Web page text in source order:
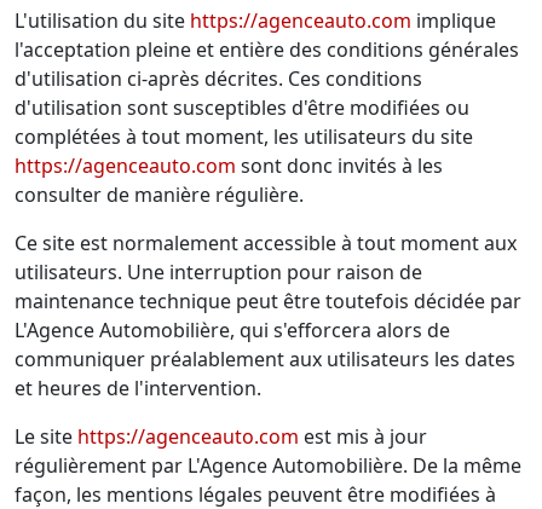
L'utilisation du site https://agenceauto.com implique
l'acceptation pleine et entière des conditions générales
d'utilisation ci-après décrites. Ces conditions
d'utilisation sont susceptibles d'être modifiées ou
complétées à tout moment, les utilisateurs du site
https://agenceauto.com sont donc invités à les
consulter de manière régulière.
Ce site est normalement accessible à tout moment aux
utilisateurs. Une interruption pour raison de
maintenance technique peut être toutefois décidée par
L'Agence Automobilière, qui s'efforcera alors de
communiquer préalablement aux utilisateurs les dates
et heures de l'intervention.
Le site https://agenceauto.com est mis à jour
régulièrement par L'Agence Automobilière. De la même
façon, les mentions légales peuvent être modifiées à